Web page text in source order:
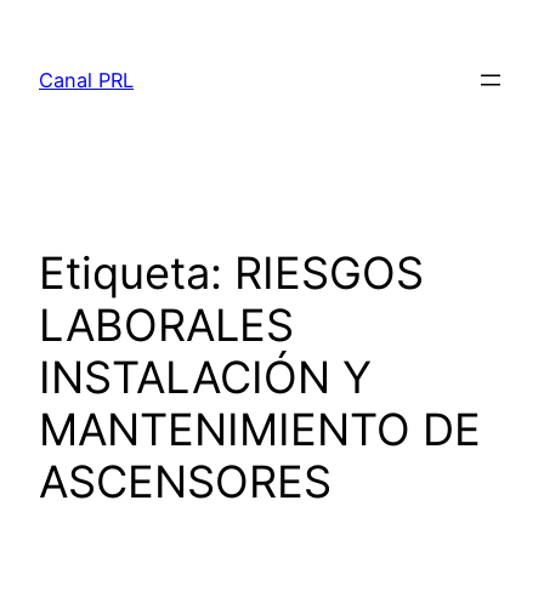
contenido
Canal PRL
Etiqueta: RIESGOS
LABORALES
INSTALACIÓN Y
MANTENIMIENTO DE
ASCENSORES